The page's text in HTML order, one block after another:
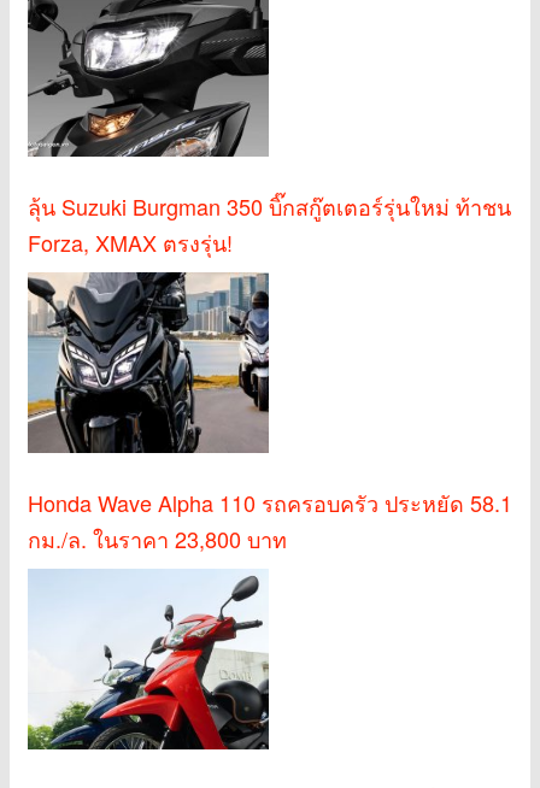
ลุ้น Suzuki Burgman 350 บิ๊กสกู๊ตเตอร์รุ่นใหม่ ท้าชน
Forza, XMAX ตรงรุ่น!
Honda Wave Alpha 110 รถครอบครัว ประหยัด 58.1
กม./ล. ในราคา 23,800 บาท